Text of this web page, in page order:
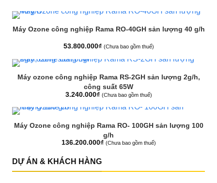
Máy Ozone công nghiệp Rama RO-40GH sản lượng 40 g/h
53.800.000₫ (Chưa bao gồm thuế)
Máy ozone công nghiệp Rama RS-2GH sản lượng 2g/h,
công suất 65W
3.240.000₫ (Chưa bao gồm thuế)
Máy Ozone công nghiệp Rama RO- 100GH sản lượng 100
g/h
136.200.000₫ (Chưa bao gồm thuế)
DỰ ÁN & KHÁCH HÀNG